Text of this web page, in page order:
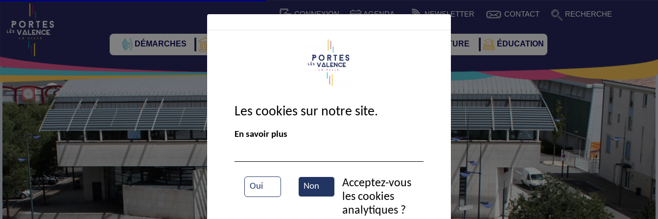
CONNEXION AGENDA NEWSLETTER CONTACT RECHERCHE
DÉMARCHES CADRE DE VIE SPORT ET CULTURE ÉDUCATION
Mairie
Les cookies sur notre site.
En savoir plus
Oui Non
Acceptez-vous
les cookies
analytiques ?